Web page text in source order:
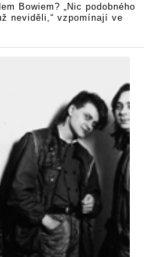
Bowiem? „Nic podobného
neviděli,“ vzpomínají ve